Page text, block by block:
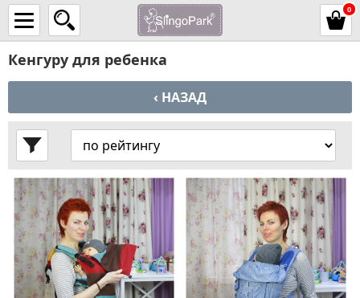
0
Кенгуру для ребенка
‹ НАЗАД